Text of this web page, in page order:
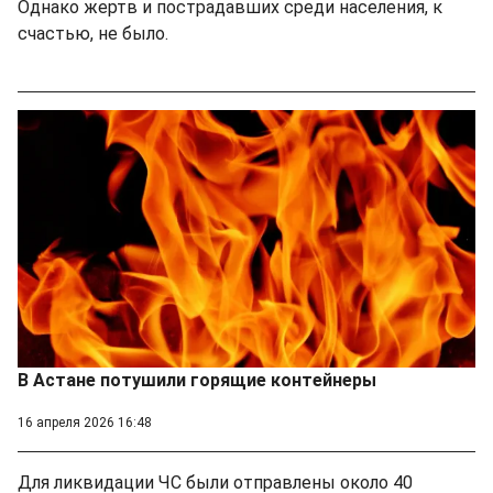
Однако жертв и пострадавших среди населения, к
счастью, не было.
В Астане потушили горящие контейнеры
16 апреля 2026 16:48
Для ликвидации ЧС были отправлены около 40